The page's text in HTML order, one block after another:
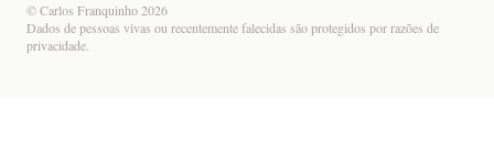
© Carlos Franquinho 2026
Dados de pessoas vivas ou recentemente falecidas são protegidos por razões de
privacidade.